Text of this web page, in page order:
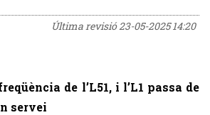
Última revisió23-05-2025 14:20
de l’L51, i l’L1 passa de
servei